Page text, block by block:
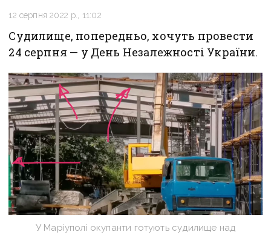
12 серпня 2022 р., 11:02
Судилище, попередньо, хочуть провести
24 серпня — у День Незалежності України.
У Маріуполі окупанти готують судилище над